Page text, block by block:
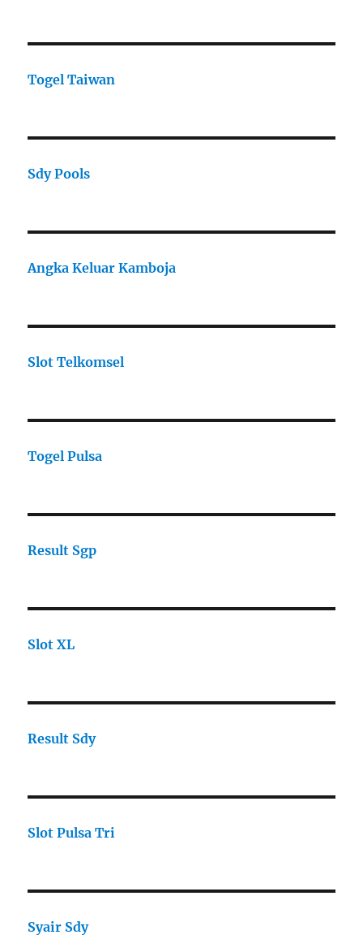
Togel Taiwan
Sdy Pools
Angka Keluar Kamboja
Slot Telkomsel
Togel Pulsa
Result Sgp
Slot XL
Result Sdy
Slot Pulsa Tri
Syair Sdy